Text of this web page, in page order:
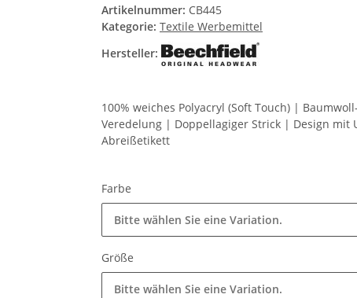
Artikelnummer: CB445
Kategorie: Textile Werbemittel
Hersteller:
100% weiches Polyacryl (Soft Touch) |
Veredelung | Doppellagiger Strick | Design mit
Abreißetikett
Farbe
Bitte wählen Sie eine Variation.
Größe
Bitte wählen Sie eine Variation.